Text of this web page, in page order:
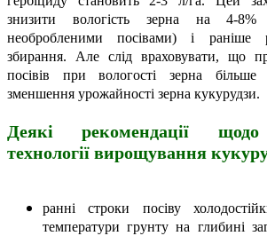
знизити вологість зерна на 4-
необробленими посівами) і раніше
збирання. Але слід враховувати, що
посівів при вологості зерна
зменшення урожайності зерна кукурудзи.
Деякі рекомендації
технології вирощування
ранні строки посіву
температури грунту на глибині